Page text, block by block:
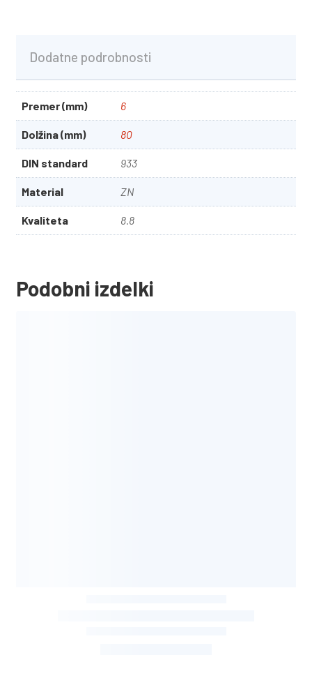
Dodatne podrobnosti
Premer (mm) 6
Dolžina (mm) 80
DIN standard 933
Material ZN
Kvaliteta 8.8
Podobni izdelki